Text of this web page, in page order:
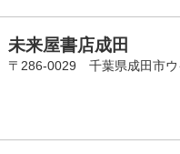
未来屋書店成田
〒286-0029 千葉県成田市ウ